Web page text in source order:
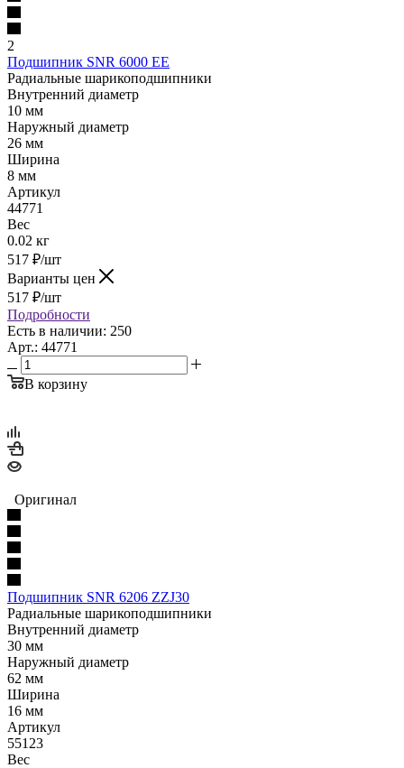
2
Подшипник SNR 6000 EE
Радиальные шарикоподшипники
Внутренний диаметр
10 мм
Наружный диаметр
26 мм
Ширина
8 мм
Артикул
44771
Вес
0.02 кг
517 ₽/шт
Варианты цен
517 ₽/шт
Подробности
Есть в наличии: 250
Арт.: 44771
В корзину
Оригинал
Подшипник SNR 6206 ZZJ30
Радиальные шарикоподшипники
Внутренний диаметр
30 мм
Наружный диаметр
62 мм
Ширина
16 мм
Артикул
55123
Вес